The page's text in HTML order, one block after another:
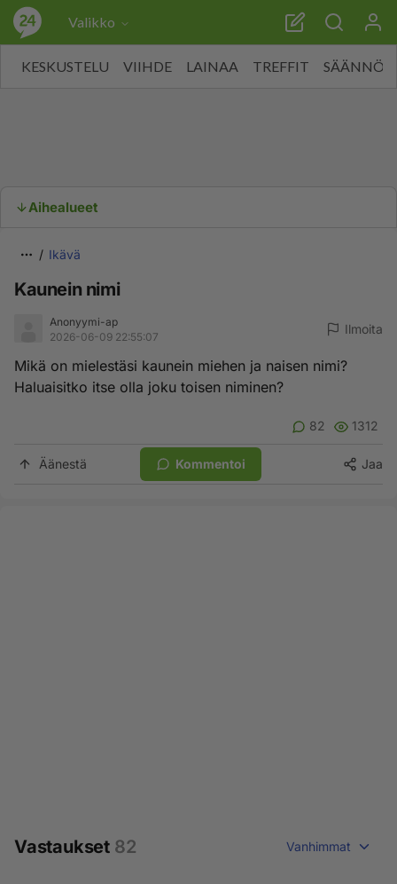
Valikko
KESKUSTELU VIIHDE LAINAA TREFFIT SÄÄNNÖT
Aihealueet
Ikävä
Kaunein nimi
Anonyymi-ap
2026-06-09 22:55:07
Ilmoita
Mikä on mielestäsi kaunein miehen ja naisen nimi?
Haluaisitko itse olla joku toisen niminen?
82 1312
Äänestä Kommentoi Jaa
Vastaukset 82 Vanhimmat